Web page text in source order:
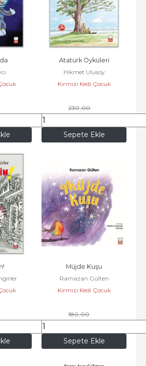
Sepete Ekle
Atatürk Öyküleri
Hikmet Ulusoy
Kırmızı Kedi Çocuk
230,00
197,80
Sepete Ekle
Müjde Kuşu
Ramazan Gülten
Kırmızı Kedi Çocuk
180,00
154,80